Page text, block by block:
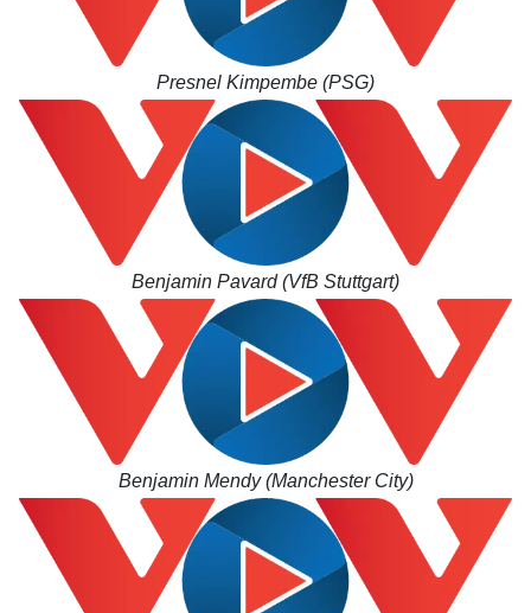
Cuộc sống đó đây
Hồ sơ
Multimedia
Video
Ảnh
E-Magazine
Infographic
Presnel Kimpembe (PSG)
Benjamin Pavard (VfB Stuttgart)
Benjamin Mendy (Manchester City)